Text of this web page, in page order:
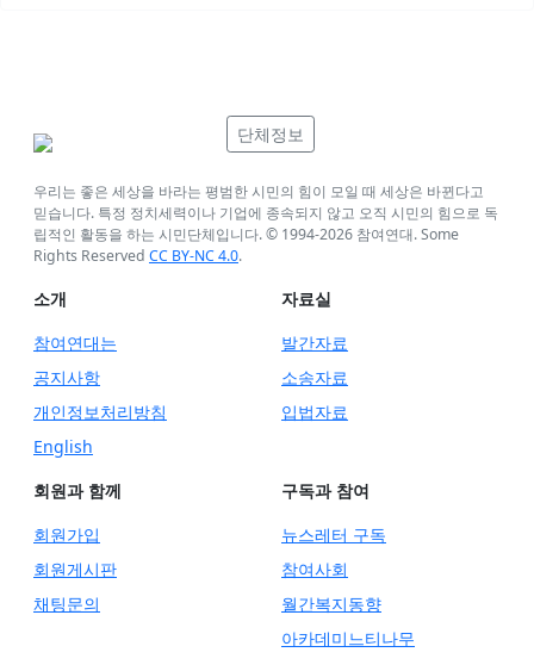
단체정보
우리는 좋은 세상을 바라는 평범한 시민의 힘이 모일 때 세상은 바뀐다고
믿습니다. 특정 정치세력이나 기업에 종속되지 않고 오직 시민의 힘으로 독
립적인 활동을 하는 시민단체입니다. © 1994-2026 참여연대. Some
Rights Reserved CC BY-NC 4.0.
소개
참여연대는
공지사항
개인정보처리방침
English
자료실
발간자료
소송자료
입법자료
회원과 함께
회원가입
회원게시판
채팅문의
구독과 참여
뉴스레터 구독
참여사회
월간복지동향
아카데미느티나무